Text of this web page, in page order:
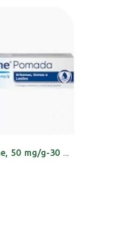
Bepanthene, 50 mg/g-30 g x 1 pda